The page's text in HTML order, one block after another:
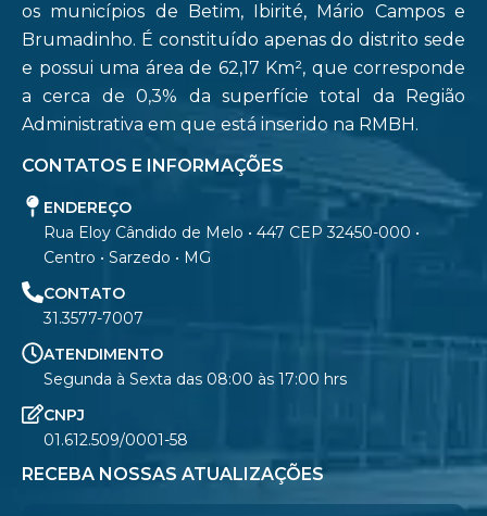
os municípios de Betim, Ibirité, Mário Campos e
Brumadinho. É constituído apenas do distrito sede
e possui uma área de 62,17 Km², que corresponde
a cerca de 0,3% da superfície total da Região
Administrativa em que está inserido na RMBH.
CONTATOS E INFORMAÇÕES
ENDEREÇO
Rua Eloy Cândido de Melo • 447 CEP 32450-000 •
Centro • Sarzedo • MG
CONTATO
31.3577-7007
ATENDIMENTO
Segunda à Sexta das 08:00 às 17:00 hrs
CNPJ
01.612.509/0001-58
RECEBA NOSSAS ATUALIZAÇÕES